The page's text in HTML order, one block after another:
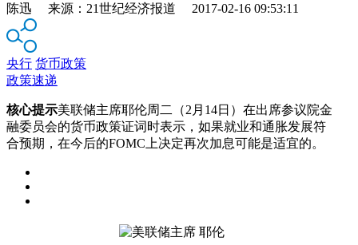
陈迅 来源：21世纪经济报道 2017-02-16 09:53:11
央行 货币政策
政策速递
核心提示美联储主席耶伦周二（2月14日）在出席参议院金
融委员会的货币政策证词时表示，如果就业和通胀发展符
合预期，在今后的FOMC上决定再次加息可能是适宜的。